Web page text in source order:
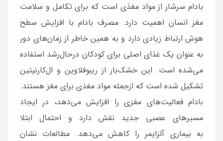
بادام سرشار از مواد مغذی است که برای تکامل و سلامت
مغز انسان اهمیت دارد. مصرف بادام با افزایش سطح
هوش ارتباط زیادی دارد و به همین خاطر از زمان‌های دور
به ‌عنوان یک غذای اصلی برای کودکان در‌حال‌رشد استفاده
می‌شده است. این خشک‌بار از ریبوفلاوین و ال‌کارنیتین
تشکیل شده است که ازجمله مواد مغذی برای مغز هستند.
بادام فعالیت‌های مغزی را افزایش می‌دهد، در ایجاد
مسیرهای عصبی جدید نقش دارد و احتمال ابتلا
به بیماری آلزایمر را کاهش می‌دهد. مطالعات نشان